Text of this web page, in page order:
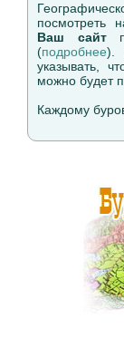
посмотреть
Ваш сайт
(подробнее).
указывать,
можно будет
Каждому